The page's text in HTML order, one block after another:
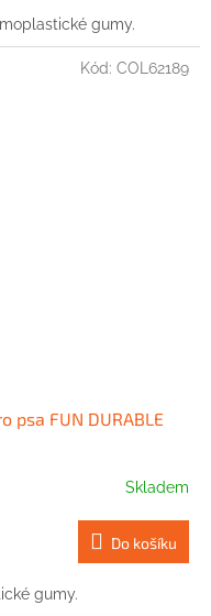
gumy.
psa FUN DURABLE
Skladem
Do košíku
gumy.
Kód: COL62189